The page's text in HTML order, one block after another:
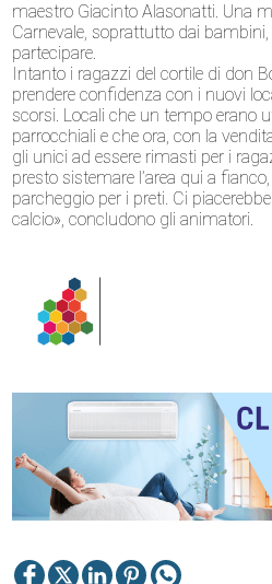
maestro Giacinto Alasonatti. Una
Carnevale, soprattutto dai
partecipare.
Intanto i ragazzi del cortile di don
prendere confidenza con i nuovi
scorsi. Locali che un tempo erano
parrocchiali e che ora, con la
gli unici ad essere rimasti per i
presto sistemare l’area qui a
parcheggio per i preti. Ci
calcio», concludono gli animatori.